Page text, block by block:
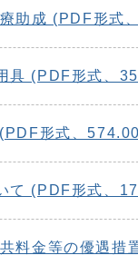
助成 (PDF形式
具 (PDF形式、
形式、
て (PDF形式、
料金等の優遇